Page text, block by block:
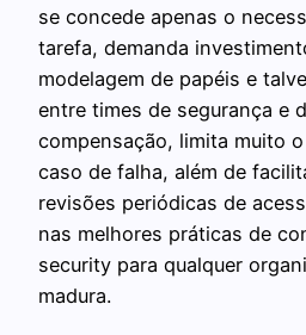
se concede apenas o
tarefa, demanda
modelagem de papéis e
entre times de segurança e
compensação, limita muito
caso de falha, além de
revisões periódicas de
nas melhores práticas de
security para qualquer
madura.